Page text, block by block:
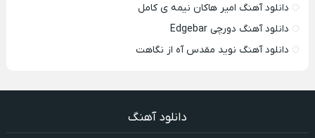
دانلود آهنگ امیر هاکان نیمه ی کامل
دانلود آهنگ دورچی Edgebar
دانلود آهنگ نوید مقدس آه از نگاهت
دانلود آهنگ